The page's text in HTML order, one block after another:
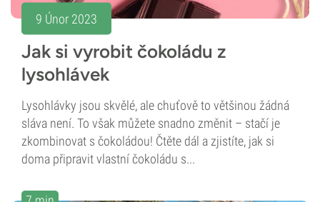
9 Únor 2023
Jak si vyrobit čokoládu z
lysohlávek
Lysohlávky jsou skvělé, ale chuťově to většinou žádná
sláva není. To však můžete snadno změnit – stačí je
zkombinovat s čokoládou! Čtěte dál a zjistíte, jak si
doma připravit vlastní čokoládu s...